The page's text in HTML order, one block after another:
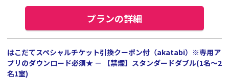
プランの詳細
はこだてスペシャルチケット引換クーポン付（akatabi）※専用ア
プリのダウンロード必須★ － 【禁煙】スタンダードダブル(1名～2
名1室)